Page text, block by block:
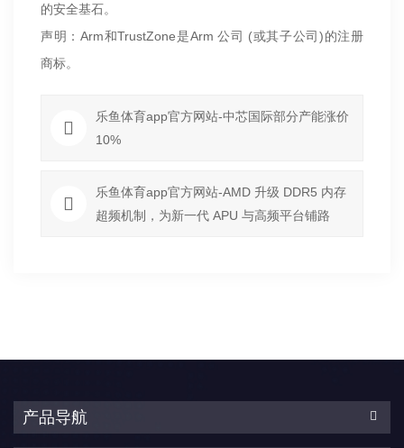
的安全基石。
声明：Arm和TrustZone是Arm 公司 (或其子公司)的注册
商标。
乐鱼体育app官方网站-中芯国际部分产能涨价
10%
乐鱼体育app官方网站-AMD 升级 DDR5 内存
超频机制，为新一代 APU 与高频平台铺路
产品导航